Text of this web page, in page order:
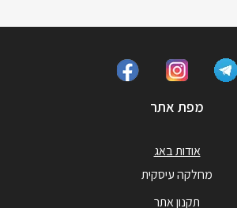
מפת אתר
אודות באג
מחלקה עיסקית
תקנון אתר